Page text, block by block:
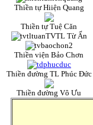
Thiền tự Hiiện Quang
Thiền tự Tuệ Căn
TVTL Từ Ấn
Thiền viện Bảo Chơn
Thiền đường TL Phúc Đức
Thiền đường Vô Ưu